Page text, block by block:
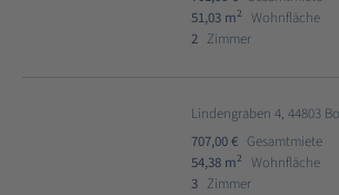
51,03 m2
Wohnfläche
2 Zimmer
Lindengraben 4, 44803
707,00 € Gesamtmiete
54,38 m2
Wohnfläche
3 Zimmer